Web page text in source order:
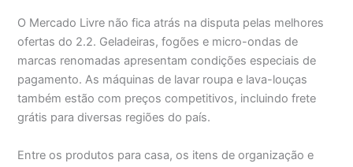
O Mercado Livre não fica atrás na disputa pelas melhores
ofertas do 2.2. Geladeiras, fogões e micro-ondas de
marcas renomadas apresentam condições especiais de
pagamento. As máquinas de lavar roupa e lava-louças
também estão com preços competitivos, incluindo frete
grátis para diversas regiões do país.
Entre os produtos para casa, os itens de organização e